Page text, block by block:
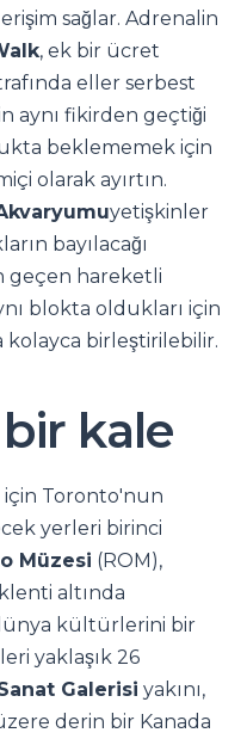
sağlar. Adrenalin
, ek bir ücret
eller serbest
aynı fikirden geçtiği
beklememek için
olarak ayırtın.
yetişkinler
bayılacağı
geçen hareketli
blokta oldukları için
birleştirilebilir.
kale
için Toronto'nun
yerleri birinci
Müzesi (ROM),
altında
dünya kültürlerini bir
yaklaşık 26
Galerisi yakını,
derin bir Kanada